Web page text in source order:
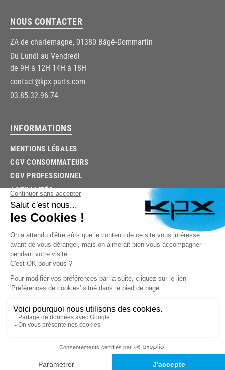
03.85.32.96.74
© 2026 -KPX PARTS- SITE CRÉÉ PARLET'S CLIC
NOUS CONTACTER
ZA de charlemagne, 01380 Bâgé-Dommartin
Du Lundi au Vendredi
de 9H à 12H 14H à 18H
contact@kpx-parts.com
03.85.32.96.74
INFORMATIONS
MENTIONS LÉGALES
CGV CONSOMMATEURS
CGV PROFESSIONNEL
ACTUALITÉS
TROUVEZ LA BONNE PIÈCE RAPIDEMENT
03.85.32.96.74